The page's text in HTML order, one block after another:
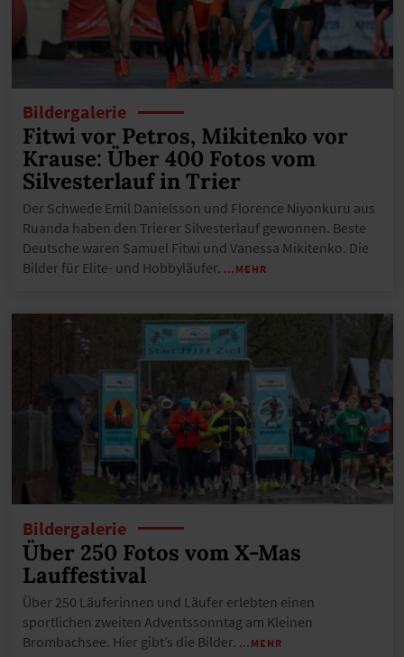
Bildergalerie
Fitwi vor Petros, Mikitenko vor
Krause: Über 400 Fotos vom
Silvesterlauf in Trier
Der Schwede Emil Danielsson und Florence Niyonkuru aus
Ruanda haben den Trierer Silvesterlauf gewonnen. Beste
Deutsche waren Samuel Fitwi und Vanessa Mikitenko. Die
Bilder für Elite- und Hobbyläufer. …MEHR
Bildergalerie
Über 250 Fotos vom X-Mas
Lauffestival
Über 250 Läuferinnen und Läufer erlebten einen
sportlichen zweiten Adventssonntag am Kleinen
Brombachsee. Hier gibt’s die Bilder. …MEHR